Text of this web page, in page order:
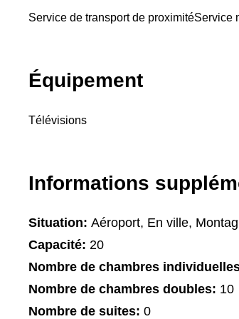
Service de transport de proximitéService
Équipement
Télévisions
Informations
Situation: Aéroport, En ville,
Capacité: 20
Nombre de chambres
Nombre de chambres doubles: 10
Nombre de suites: 0